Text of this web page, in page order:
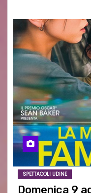
SPETTACOLI UDINE
Domenica 9